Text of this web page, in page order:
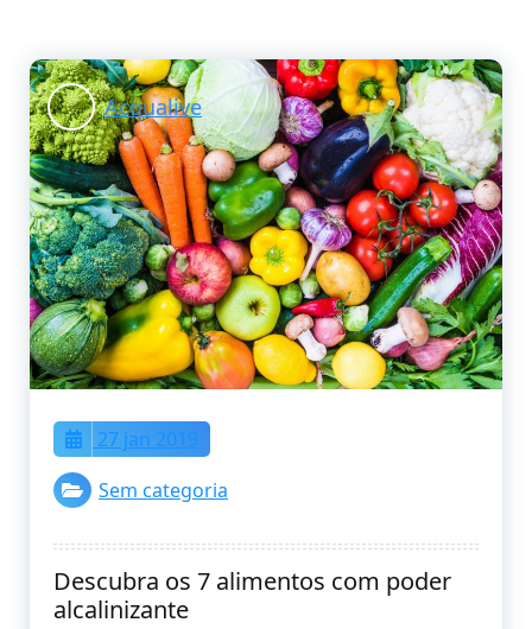
Acqualive
27 jan 2019
Sem categoria
Descubra os 7 alimentos com poder
alcalinizante